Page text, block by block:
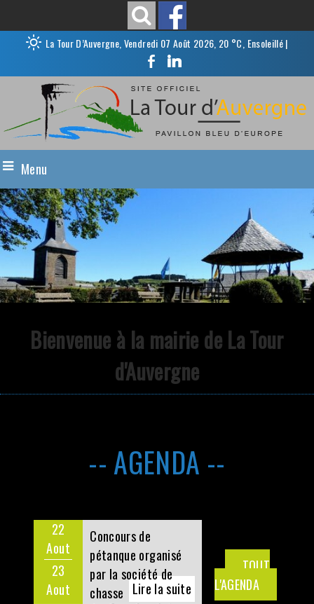
La Tour D’Auvergne, Vendredi 07 Août 2026, 20 °C, Ensoleillé|
Menu
Bienvenue à la mairie de La Tour
d'Auvergne
-- AGENDA --
22
Aout
23
Aout
Concours de
pétanque organisé
par la société de
chasse
29
Aout
30
Aout
Fête de Saint-Louis
TOUT
L'AGENDA